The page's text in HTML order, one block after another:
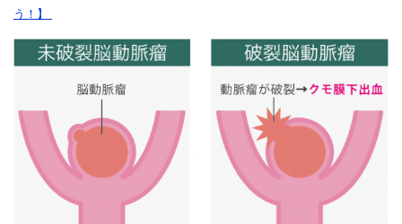
う！】